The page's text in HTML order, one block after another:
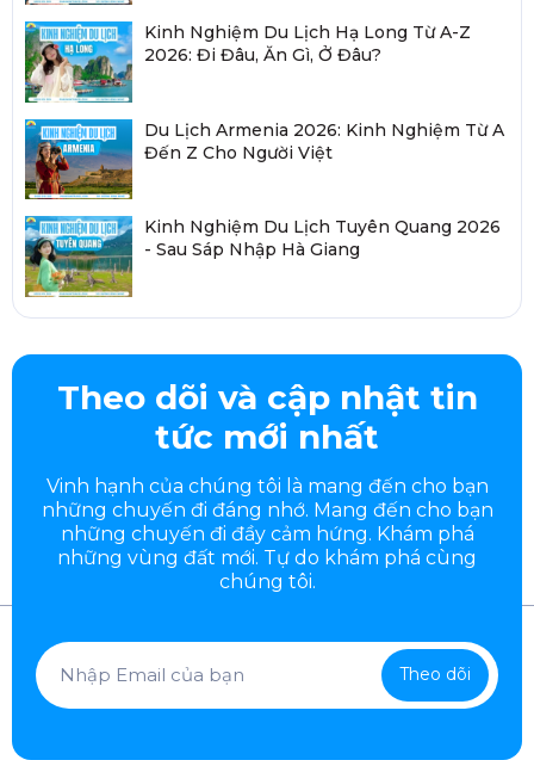
Kinh Nghiệm Du Lịch Hạ Long Từ A-Z
2026: Đi Đâu, Ăn Gì, Ở Đâu?
Du Lịch Armenia 2026: Kinh Nghiệm Từ A
Đến Z Cho Người Việt
Kinh Nghiệm Du Lịch Tuyên Quang 2026
- Sau Sáp Nhập Hà Giang
Theo dõi và cập nhật tin
tức mới nhất
Vinh hạnh của chúng tôi là mang đến cho bạn
những chuyến đi đáng nhớ. Mang đến cho bạn
những chuyến đi đầycảm hứng. Khám phá
những vùng đất mới. Tự do khám phá cùng
chúng tôi.
Theo dõi